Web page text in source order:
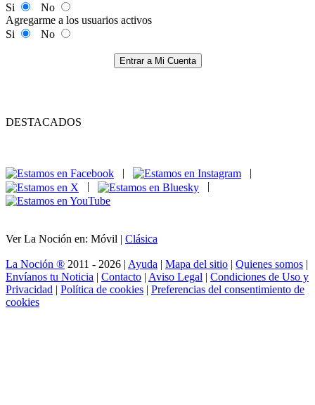
Si
No
Agregarme a los usuarios activos
Si
No
Entrar a Mi Cuenta
DESTACADOS
|
|
|
|
Ver La Noción en: Móvil | Clásica
La Noción ® 2011 - 2026 | Ayuda | Mapa del sitio | Quienes somos |
Envíanos tu Noticia | Contacto | Aviso Legal | Condiciones de Uso y
Privacidad | Política de cookies | Preferencias del consentimiento de
cookies